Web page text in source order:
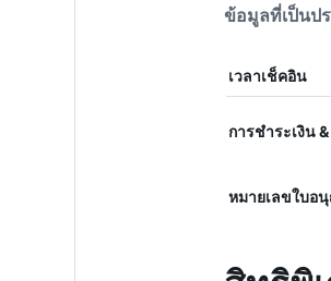
ข้อมูลที่เป็นป
เวลาเช็คอิน
การชำระเงิน
หมายเลขใบอ